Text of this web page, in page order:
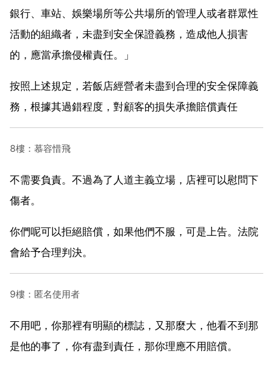
銀行、車站、娛樂場所等公共場所的管理人或者群眾性
活動的組織者，未盡到安全保證義務，造成他人損害
的，應當承擔侵權責任。」
按照上述規定，若飯店經營者未盡到合理的安全保障義
務，根據其過錯程度，對顧客的損失承擔賠償責任
8樓：慕容惜飛
不需要負責。不過為了人道主義立場，店裡可以慰問下
傷者。
你們呢可以拒絕賠償，如果他們不服，可是上告。法院
會給予合理判決。
9樓：匿名使用者
不用吧，你那裡有明顯的標誌，又那麼大，他看不到那
是他的事了，你有盡到責任，那你理應不用賠償。